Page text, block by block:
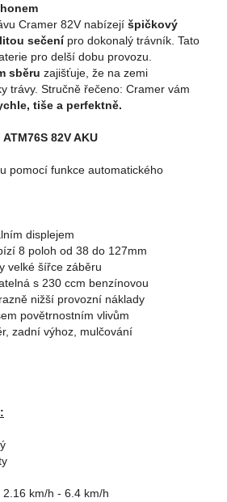
Cramer 82V nabízejí špičkový
sečení pro dokonalý trávník. Tato
pro delší dobu provozu.
sběru zajišťuje, že na zemi
trávy. Stručně řečeno: Cramer vám
tiše a perfektně.
82V AKU
pomocí funkce automatického
displejem
8 poloh od 38 do 127mm
velké šířce záběru
s 230 ccm benzínovou
nižší provozní náklady
povětrnostním vlivům
zadní výhoz, mulčování
2.16 km/h - 6.4 km/h